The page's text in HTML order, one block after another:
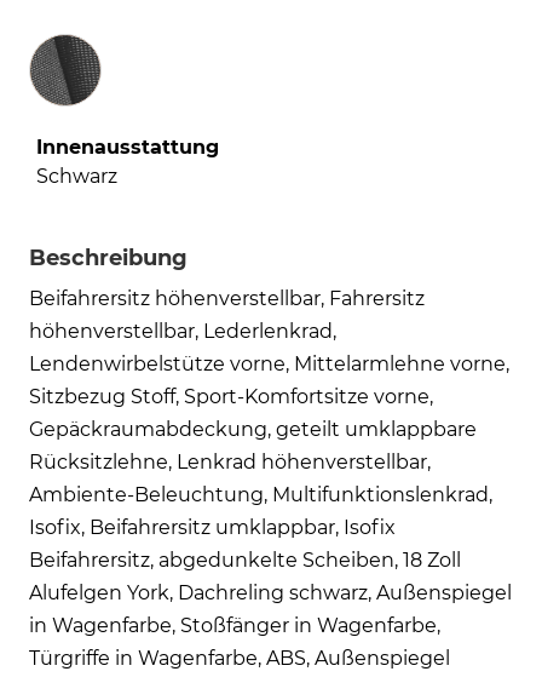
Innenausstattung
Innenausstattung
Schwarz
Beschreibung
Beifahrersitz höhenverstellbar, Fahrersitz
höhenverstellbar, Lederlenkrad,
Lendenwirbelstütze vorne, Mittelarmlehne vorne,
Sitzbezug Stoff, Sport-Komfortsitze vorne,
Gepäckraumabdeckung, geteilt umklappbare
Rücksitzlehne, Lenkrad höhenverstellbar,
Ambiente-Beleuchtung, Multifunktionslenkrad,
Isofix, Beifahrersitz umklappbar, Isofix
Beifahrersitz, abgedunkelte Scheiben, 18 Zoll
Alufelgen York, Dachreling schwarz, Außenspiegel
in Wagenfarbe, Stoßfänger in Wagenfarbe,
Türgriffe in Wagenfarbe, ABS, Außenspiegel